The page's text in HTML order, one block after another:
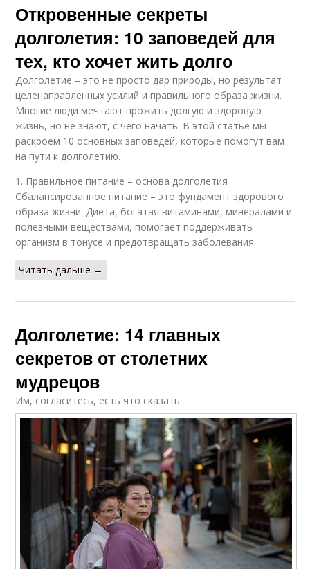
Откровенные секреты
долголетия: 10 заповедей для
тех, кто хочет жить долго
Долголетие – это не просто дар природы, но результат
целенаправленных усилий и правильного образа жизни.
Многие люди мечтают прожить долгую и здоровую
жизнь, но не знают, с чего начать. В этой статье мы
раскроем 10 основных заповедей, которые помогут вам
на пути к долголетию.
1. Правильное питание – основа долголетия
Сбалансированное питание – это фундамент здорового
образа жизни. Диета, богатая витаминами, минералами и
полезными веществами, помогает поддерживать
организм в тонусе и предотвращать заболевания.
Читать дальше →
Долголетие: 14 главных
секретов от столетних
мудрецов
Им, согласитесь, есть что сказать